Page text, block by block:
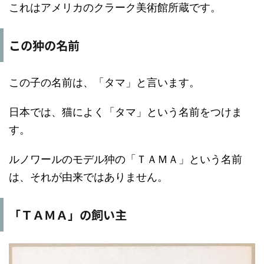
これはアメリカのクラーク美術館所蔵です。
この狆の名前
この子の名前は、「タマ」と言います。
日本では、猫によく「タマ」という名前をつけま
す。
ルノワールのモデル狆の「ＴＡＭＡ」という名前
は、それが由来ではありません。
「ＴＡＭＡ」の飼い主